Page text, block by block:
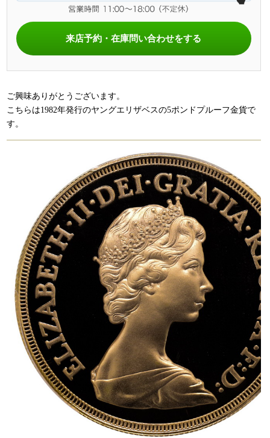
来店予約・在庫問い合わせをする
ご興味ありがとうございます。
こちらは1982年発行のヤングエリザベスの5ポンドプルーフ金貨で
す。